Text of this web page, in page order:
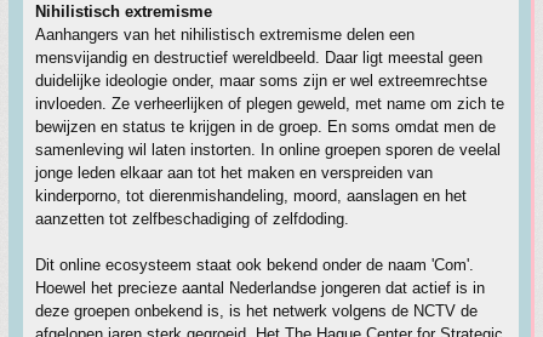
Nihilistisch extremisme
Aanhangers van het nihilistisch extremisme delen een
mensvijandig en destructief wereldbeeld. Daar ligt meestal geen
duidelijke ideologie onder, maar soms zijn er wel extreemrechtse
invloeden. Ze verheerlijken of plegen geweld, met name om zich te
bewijzen en status te krijgen in de groep. En soms omdat men de
samenleving wil laten instorten. In online groepen sporen de veelal
jonge leden elkaar aan tot het maken en verspreiden van
kinderporno, tot dierenmishandeling, moord, aanslagen en het
aanzetten tot zelfbeschadiging of zelfdoding.
Dit online ecosysteem staat ook bekend onder de naam 'Com'.
Hoewel het precieze aantal Nederlandse jongeren dat actief is in
deze groepen onbekend is, is het netwerk volgens de NCTV de